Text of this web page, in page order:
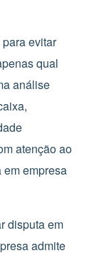
evitar
qual
análise
atenção ao
empresa
disputa em
admite